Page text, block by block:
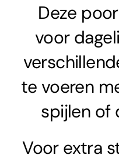
Deze
voor
te voeren
spijlen of
Voor extra